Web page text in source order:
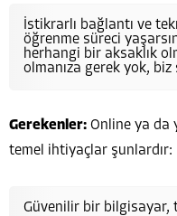
İstikrarlı bağlantı ve
öğrenme süreci
herhangi bir aksaklık
olmanıza gerek yok,
Gerekenler: Online ya da
temel ihtiyaçlar şunlardır:
Güvenilir bir bilgisayar,